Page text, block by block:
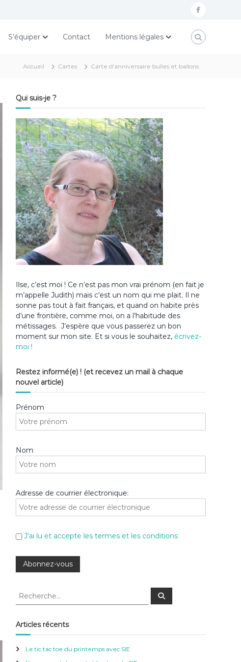
f
c
S’équiper Contact Mentions légales
Accueil Cartes Carte d’anniversaire bulles et ballons
Qui suis-je ?
Ilse, c’est moi ! Ce n’est pas mon vrai prénom (en fait je
m’appelle Judith) mais c’est un nom qui me plait. Il ne
sonne pas tout à fait français, et quand on habite près
d’une frontière, comme moi, on a l’habitude des
métissages. J’espère que vous passerez un bon
moment sur mon site. Et si vous le souhaitez, écrivez-
moi !
Restez informé(e) ! (et recevez un mail à chaque
nouvel article)
Prénom
Nom
Adresse de courrier électronique:
J'ai lu et accepte les termes et les conditions
R
h
e
c
R
c
Articles récents
Le tic tac toe du printemps avec SIE